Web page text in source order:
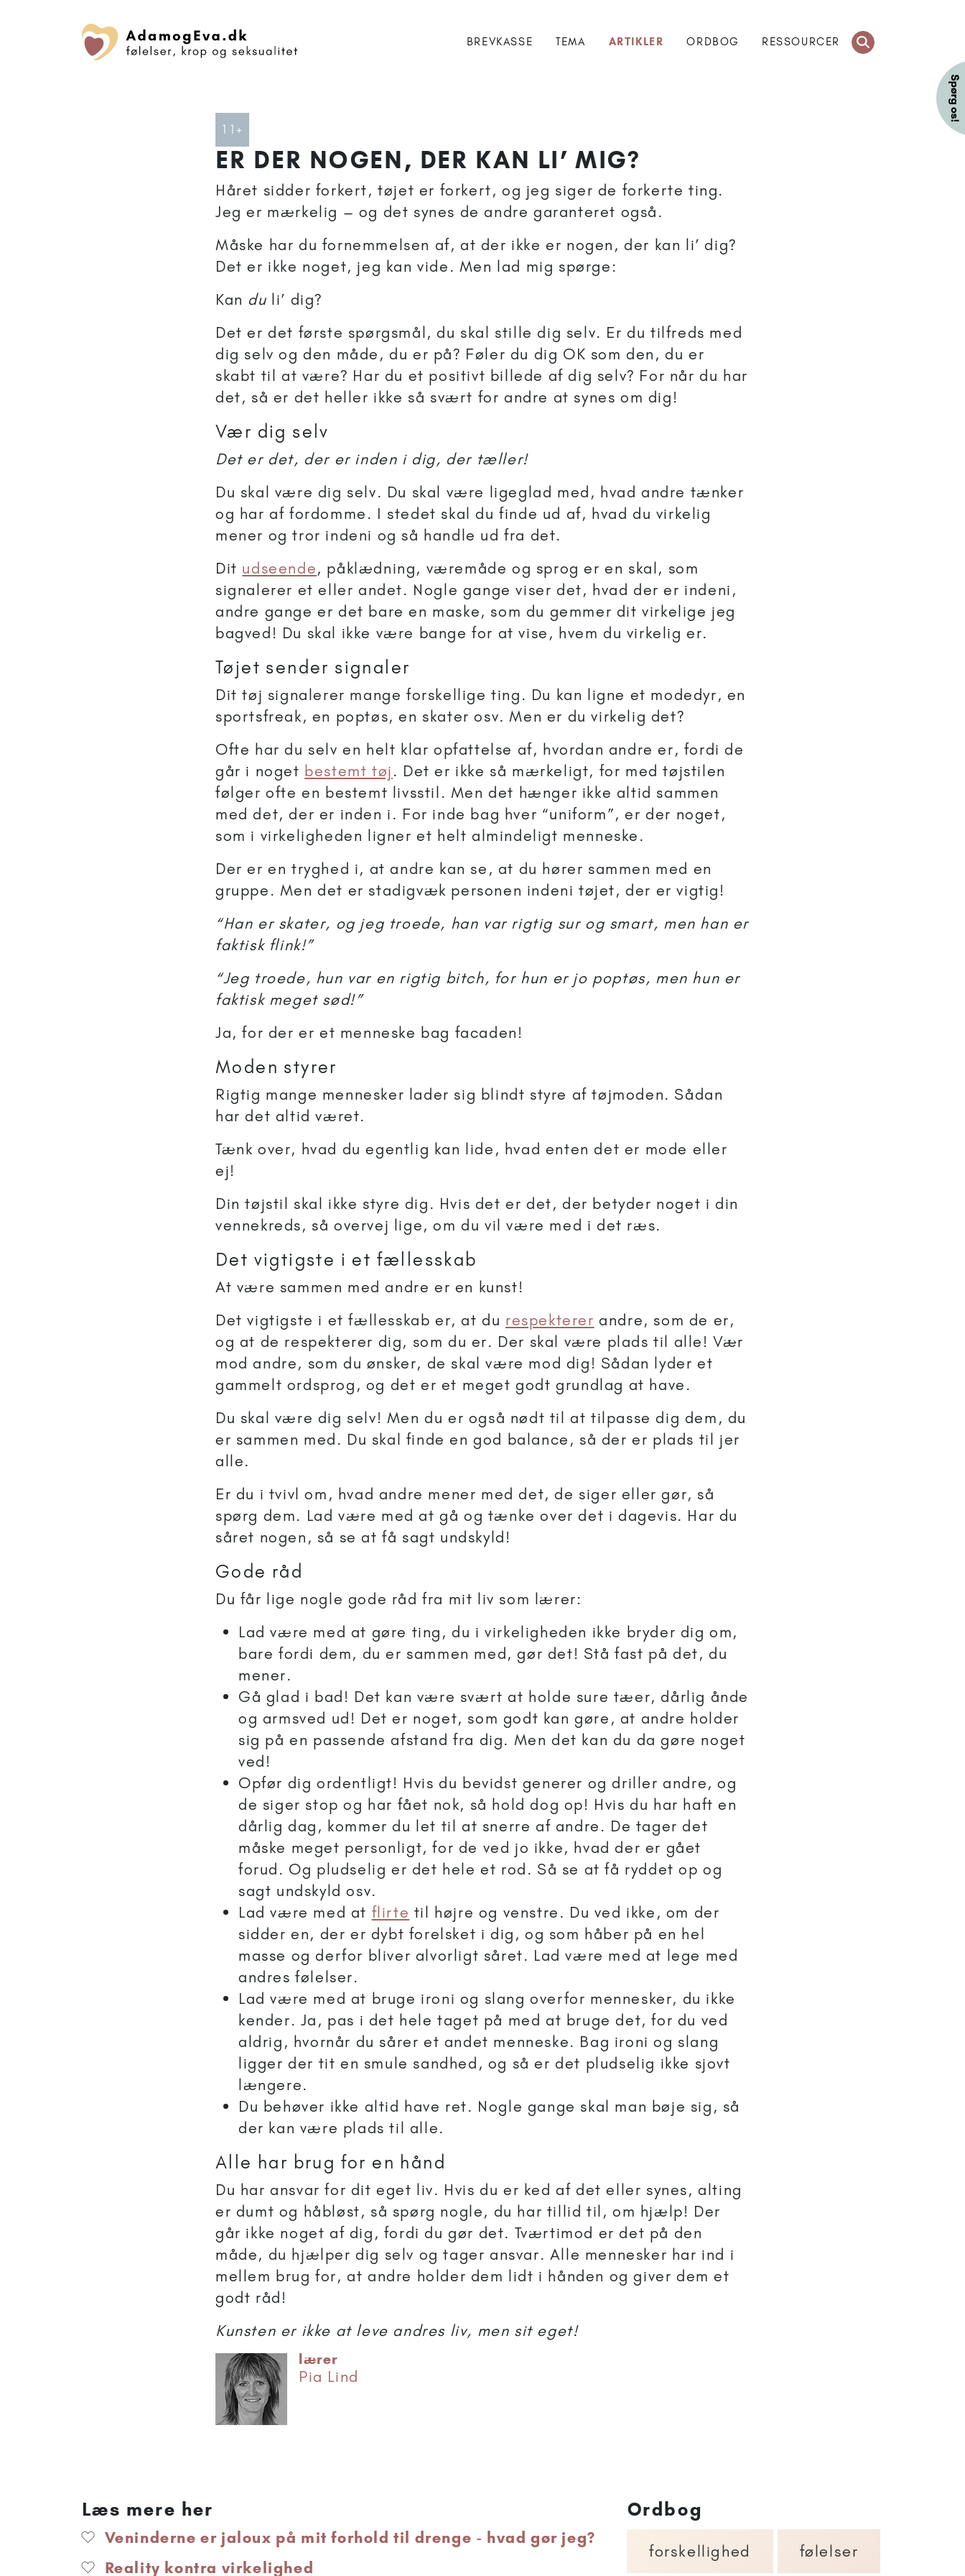
BREVKASSE TEMA ARTIKLER ORDBOG RESSOURCER
11+
ER DER NOGEN, DER KAN LI’ MIG?
Håret sidder forkert, tøjet er forkert, og jeg siger de forkerte ting.
Jeg er mærkelig – og det synes de andre garanteret også.
Måske har du fornemmelsen af, at der ikke er nogen, der kan li’ dig?
Det er ikke noget, jeg kan vide. Men lad mig spørge:
Kan du li’ dig?
Det er det første spørgsmål, du skal stille dig selv. Er du tilfreds med
dig selv og den måde, du er på? Føler du dig OK som den, du er
skabt til at være? Har du et positivt billede af dig selv? For når du har
det, så er det heller ikke så svært for andre at synes om dig!
Vær dig selv
Det er det, der er inden i dig, der tæller!
Du skal være dig selv. Du skal være ligeglad med, hvad andre tænker
og har af fordomme. I stedet skal du finde ud af, hvad du virkelig
mener og tror indeni og så handle ud fra det.
Dit udseende, påklædning, væremåde og sprog er en skal, som
signalerer et eller andet. Nogle gange viser det, hvad der er indeni,
andre gange er det bare en maske, som du gemmer dit virkelige jeg
bagved! Du skal ikke være bange for at vise, hvem du virkelig er.
Tøjet sender signaler
Dit tøj signalerer mange forskellige ting. Du kan ligne et modedyr, en
sportsfreak, en poptøs, en skater osv. Men er du virkelig det?
Ofte har du selv en helt klar opfattelse af, hvordan andre er, fordi de
går i noget bestemt tøj. Det er ikke så mærkeligt, for med tøjstilen
følger ofte en bestemt livsstil. Men det hænger ikke altid sammen
med det, der er inden i. For inde bag hver “uniform”, er der noget,
som i virkeligheden ligner et helt almindeligt menneske.
Der er en tryghed i, at andre kan se, at du hører sammen med en
gruppe. Men det er stadigvæk personen indeni tøjet, der er vigtig!
“Han er skater, og jeg troede, han var rigtig sur og smart, men han er
faktisk flink!”
“Jeg troede, hun var en rigtig bitch, for hun er jo poptøs, men hun er
faktisk meget sød!”
Ja, for der er et menneske bag facaden!
Moden styrer
Rigtig mange mennesker lader sig blindt styre af tøjmoden. Sådan
har det altid været.
Tænk over, hvad du egentlig kan lide, hvad enten det er mode eller
ej!
Din tøjstil skal ikke styre dig. Hvis det er det, der betyder noget i din
vennekreds, så overvej lige, om du vil være med i det ræs.
Det vigtigste i et fællesskab
At være sammen med andre er en kunst!
Det vigtigste i et fællesskab er, at du respekterer andre, som de er,
og at de respekterer dig, som du er. Der skal være plads til alle! Vær
mod andre, som du ønsker, de skal være mod dig! Sådan lyder et
gammelt ordsprog, og det er et meget godt grundlag at have.
Du skal være dig selv! Men du er også nødt til at tilpasse dig dem, du
er sammen med. Du skal finde en god balance, så der er plads til jer
alle.
Er du i tvivl om, hvad andre mener med det, de siger eller gør, så
spørg dem. Lad være med at gå og tænke over det i dagevis. Har du
såret nogen, så se at få sagt undskyld!
Gode råd
Du får lige nogle gode råd fra mit liv som lærer:
Lad være med at gøre ting, du i virkeligheden ikke bryder dig om,
bare fordi dem, du er sammen med, gør det! Stå fast på det, du
mener.
Gå glad i bad! Det kan være svært at holde sure tæer, dårlig ånde
og armsved ud! Det er noget, som godt kan gøre, at andre holder
sig på en passende afstand fra dig. Men det kan du da gøre noget
ved!
Opfør dig ordentligt! Hvis du bevidst generer og driller andre, og
de siger stop og har fået nok, så hold dog op! Hvis du har haft en
dårlig dag, kommer du let til at snerre af andre. De tager det
måske meget personligt, for de ved jo ikke, hvad der er gået
forud. Og pludselig er det hele et rod. Så se at få ryddet op og
sagt undskyld osv.
Lad være med at flirte til højre og venstre. Du ved ikke, om der
sidder en, der er dybt forelsket i dig, og som håber på en hel
masse og derfor bliver alvorligt såret. Lad være med at lege med
andres følelser.
Lad være med at bruge ironi og slang overfor mennesker, du ikke
kender. Ja, pas i det hele taget på med at bruge det, for du ved
aldrig, hvornår du sårer et andet menneske. Bag ironi og slang
ligger der tit en smule sandhed, og så er det pludselig ikke sjovt
længere.
Du behøver ikke altid have ret. Nogle gange skal man bøje sig, så
der kan være plads til alle.
Alle har brug for en hånd
Du har ansvar for dit eget liv. Hvis du er ked af det eller synes, alting
er dumt og håbløst, så spørg nogle, du har tillid til, om hjælp! Der
går ikke noget af dig, fordi du gør det. Tværtimod er det på den
måde, du hjælper dig selv og tager ansvar. Alle mennesker har ind i
mellem brug for, at andre holder dem lidt i hånden og giver dem et
godt råd!
Kunsten er ikke at leve andres liv, men sit eget!
lærer
Pia Lind
Læs mere her
Veninderne er jaloux på mit forhold til drenge - hvad gør jeg?
Reality kontra virkelighed
Ordbog
forskellighed følelser